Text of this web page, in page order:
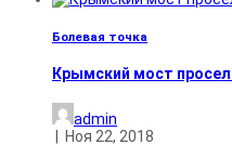
Болевая точка
Крымский мост просел
admin
Ноя 22, 2018